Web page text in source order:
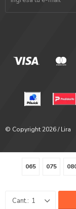
065 075
1
© Copyright 2026 / Lira